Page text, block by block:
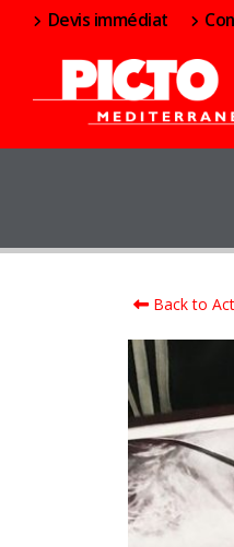
Devis immédiat
Back to